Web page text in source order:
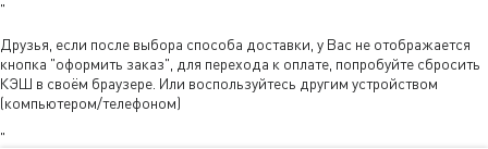
"
Друзья, если после выбора способа доставки, у Вас не отображается
кнопка "оформить заказ", для перехода к оплате, попробуйте сбросить
КЭШ в своём браузере. Или воспользуйтесь другим устройством
(компьютером/телефоном)
"